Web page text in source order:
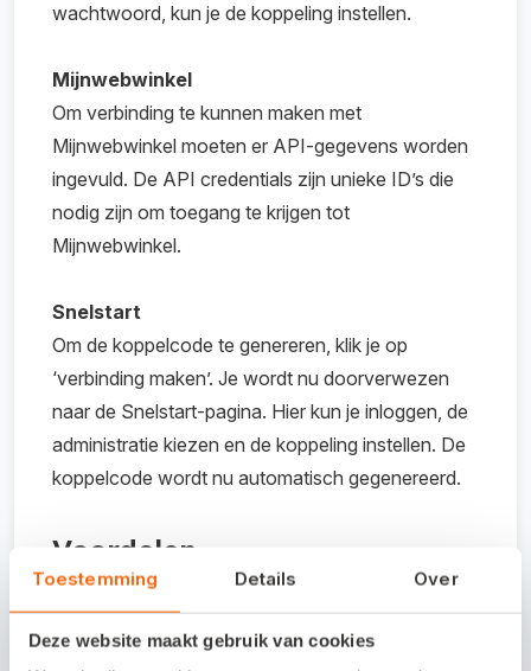
Toestemming Details Over
Deze website maakt gebruik van cookies
wachtwoord, kun je de koppeling instellen.
Mijnwebwinkel
Om verbinding te kunnen maken met
Mijnwebwinkel moeten er API-gegevens worden
ingevuld. De API credentials zijn unieke ID’s die
nodig zijn om toegang te krijgen tot
Mijnwebwinkel.
Snelstart
Om de koppelcode te genereren, klik je op
‘verbinding maken’. Je wordt nu doorverwezen
naar de Snelstart-pagina. Hier kun je inloggen, de
administratie kiezen en de koppeling instellen. De
koppelcode wordt nu automatisch gegenereerd.
Voordelen
Gebruiksvriendelijke software. Snel en
eenvoudig in te richten.